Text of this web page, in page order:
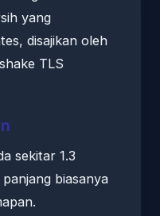
yang
disajikan oleh
TLS
sekitar 1.3
biasanya